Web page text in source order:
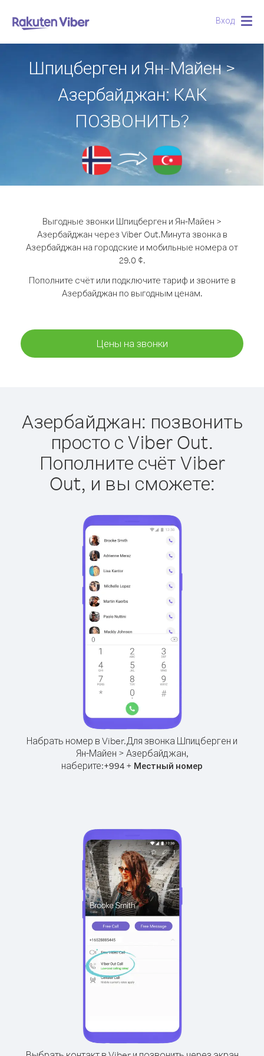
Вход
Шпицберген и Ян-Майен >
Азербайджан: КАК
ПОЗВОНИТЬ?
Выгодные звонки Шпицберген и Ян-Майен >
Азербайджан через Viber Out.Минута звонка в
Азербайджан на городские и мобильные номера от
29.0 ¢.
Пополните счёт или подключите тариф и звоните в
Азербайджан по выгодным ценам.
Цены на звонки
Азербайджан: позвонить
просто с Viber Out.
Пополните счёт Viber
Out, и вы сможете:
Набрать номер в Viber.Для звонка Шпицберген и
Ян-Майен > Азербайджан,
наберите:+994 + Местный номер